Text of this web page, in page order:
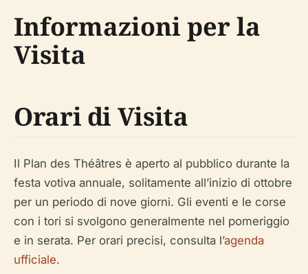
Informazioni per la
Visita
Orari di Visita
Il Plan des Théâtres è aperto al pubblico durante la
festa votiva annuale, solitamente all’inizio di ottobre
per un periodo di nove giorni. Gli eventi e le corse
con i tori si svolgono generalmente nel pomeriggio
e in serata. Per orari precisi, consulta l’agenda
ufficiale.